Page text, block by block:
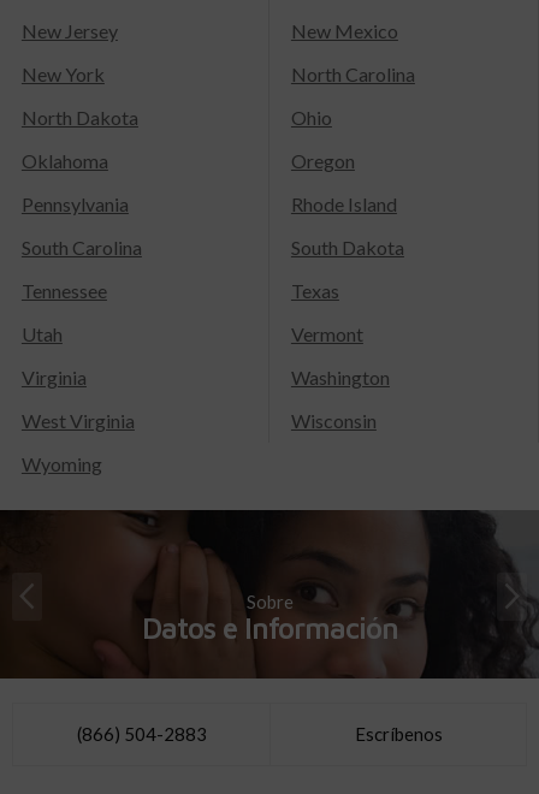
New Jersey
New Mexico
New York
North Carolina
North Dakota
Ohio
Oklahoma
Oregon
Pennsylvania
Rhode Island
South Carolina
South Dakota
Tennessee
Texas
Utah
Vermont
Virginia
Washington
West Virginia
Wisconsin
Wyoming
Sobre
Datos e Información
(866) 504-2883 Escríbenos